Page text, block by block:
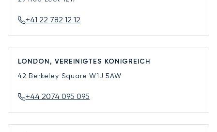
+41 22 782 12 12
LONDON, VEREINIGTES KÖNIGREICH
42 Berkeley SquareW1J 5AW
+44 2074 095 095